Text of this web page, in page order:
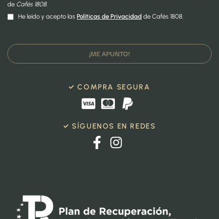
de Cafés 1808.
He leído y acepto las Políticas de Privacidad de Cafés 1808.
¡ME APUNTO!
COMPRA SEGURA
SÍGUENOS EN REDES